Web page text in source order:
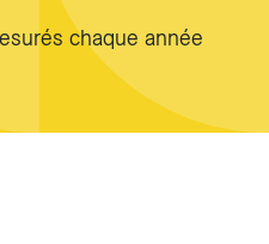
chaque année